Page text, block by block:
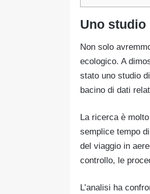
Uno
Non solo
ecologico. A
stato uno studio di
bacino di dati
La ricerca è
semplice tempo
del viaggio in
controllo, le
L’analisi ha